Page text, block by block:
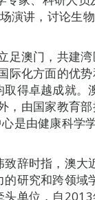
演讲，讨论生
足澳门，共建
际化方面的优
得卓越成就。
，由国家教育
是由健康科学
辞时指，澳大
研究和跨领域
单位，自